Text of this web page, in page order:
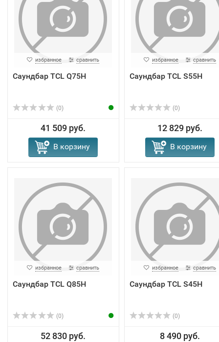
избранное сравнить
Саундбар TCL Q75H
(0)
41 509 руб.
В корзину
избранное сравнить
Саундбар TCL S55H
(0)
12 829 руб.
В корзину
избранное сравнить
Саундбар TCL Q85H
(0)
52 830 руб.
избранное сравнить
Саундбар TCL S45H
(0)
8 490 руб.